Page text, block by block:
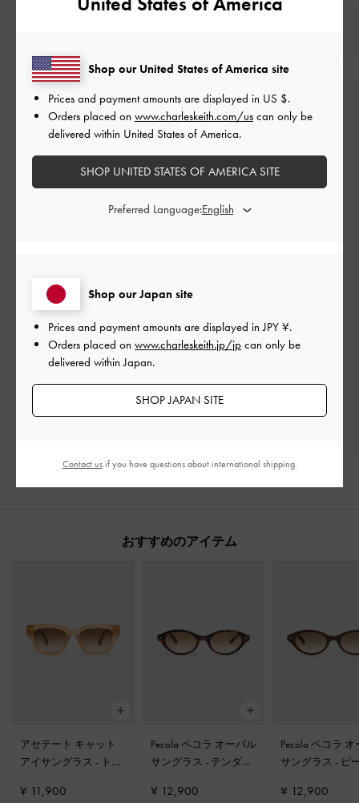
カスタマーレビュー
ご感想をお聞かせください
Let us know what you think
レビューを書く
おすすめのアイテム
アセテート キャット
アイサングラス - トフ
¥ 11,900
Pecola ペコラ オーバル
サングラス - テンダー
¥ 12,900
Pecola ペコラ
サングラス- ピ
¥ 12,900
Shop our Japan site
Prices and payment amounts are displayed inJPY ¥.
Orders placed on www.charleskeith.jp/jp can only be
delivered within Japan.
SHOP JAPAN SITE
Shop our United States of America site
Prices and payment amounts are displayed in US $.
Orders placed on www.charleskeith.com/us can only be
delivered within United States of America.
SHOP UNITED STATES OF AMERICA SITE
Preferred Language:
Contact usif you have questions about international shipping.